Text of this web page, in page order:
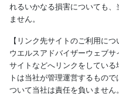
れるいかなる損害についても
ません。
【リンク先サイトのご利用につ
ウエルスアドバイザーウェブ
サイトなどへリンクをしてい
トは当社が管理運営するもの
ついて当社は責任を負いません。